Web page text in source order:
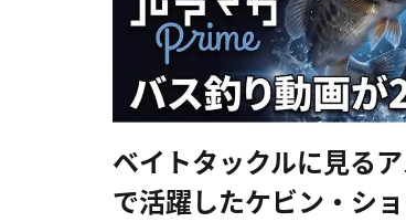
ベイトタックルに見る
で活躍したケビン・ショ